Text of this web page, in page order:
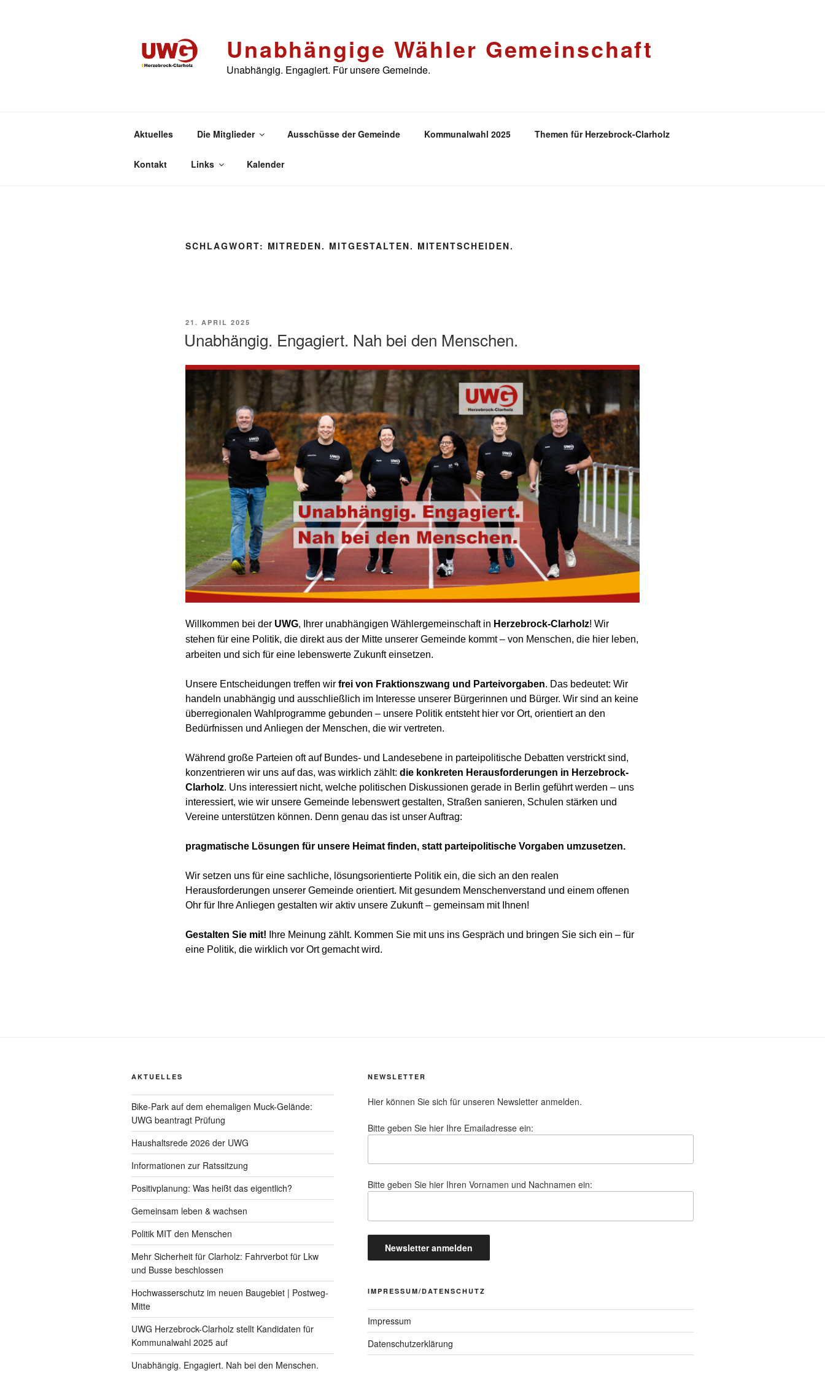
Unabhängige Wähler Gemeinschaft
Unabhängig. Engagiert. Für unsere Gemeinde.
Aktuelles Die Mitglieder Ausschüsse der Gemeinde Kommunalwahl 2025 Themen für Herzebrock-Clarholz
Kontakt Links Kalender
SCHLAGWORT: MITREDEN. MITGESTALTEN. MITENTSCHEIDEN.
VERÖFFENTLICHT
21. APRIL 2025
Unabhängig. Engagiert. Nah bei den Menschen.
Willkommen bei der UWG, Ihrer unabhängigen Wählergemeinschaft in Herzebrock-Clarholz! Wir
stehen für eine Politik, die direkt aus der Mitte unserer Gemeinde kommt – von Menschen, die hier leben,
arbeiten und sich für eine lebenswerte Zukunft einsetzen.
Unsere Entscheidungen treffen wir frei von Fraktionszwang und Parteivorgaben. Das bedeutet: Wir
handeln unabhängig und ausschließlich im Interesse unserer Bürgerinnen und Bürger. Wir sind an keine
überregionalen Wahlprogramme gebunden – unsere Politik entsteht hier vor Ort, orientiert an den
Bedürfnissen und Anliegen der Menschen, die wir vertreten.
Während große Parteien oft auf Bundes- und Landesebene in parteipolitische Debatten verstrickt sind,
konzentrieren wir uns auf das, was wirklich zählt: die konkreten Herausforderungen in Herzebrock-
Clarholz. Uns interessiert nicht, welche politischen Diskussionen gerade in Berlin geführt werden – uns
interessiert, wie wir unsere Gemeinde lebenswert gestalten, Straßen sanieren, Schulen stärken und
Vereine unterstützen können. Denn genau das ist unser Auftrag:
pragmatische Lösungen für unsere Heimat finden, statt parteipolitische Vorgaben umzusetzen.
Wir setzen uns für eine sachliche, lösungsorientierte Politik ein, die sich an den realen
Herausforderungen unserer Gemeinde orientiert. Mit gesundem Menschenverstand und einem offenen
Ohr für Ihre Anliegen gestalten wir aktiv unsere Zukunft – gemeinsam mit Ihnen!
Gestalten Sie mit! Ihre Meinung zählt. Kommen Sie mit uns ins Gespräch und bringen Sie sich ein – für
eine Politik, die wirklich vor Ort gemacht wird.
AKTUELLES
Bike-Park auf dem ehemaligen Muck-Gelände:
UWG beantragt Prüfung
Haushaltsrede 2026 der UWG
Informationen zur Ratssitzung
Positivplanung: Was heißt das eigentlich?
Gemeinsam leben & wachsen
Politik MIT den Menschen
Mehr Sicherheit für Clarholz: Fahrverbot für Lkw
und Busse beschlossen
Hochwasserschutz im neuen Baugebiet | Postweg-
Mitte
UWG Herzebrock-Clarholz stellt Kandidaten für
Kommunalwahl 2025 auf
Unabhängig. Engagiert. Nah bei den Menschen.
NEWSLETTER
Hier können Sie sich für unseren Newsletter anmelden.
Bitte geben Sie hier Ihre Emailadresse ein:
Bitte geben Sie hier Ihren Vornamen und Nachnamen ein:
IMPRESSUM/DATENSCHUTZ
Impressum
Datenschutzerklärung